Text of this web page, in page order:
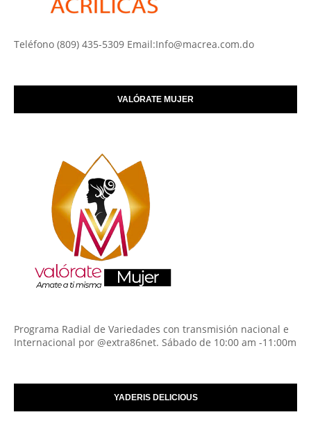
Teléfono (809) 435-5309 Email:Info@macrea.com.do
VALÓRATE MUJER
Programa Radial de Variedades con transmisión nacional e
Internacional por @extra86net. Sábado de 10:00 am -11:00m
YADERIS DELICIOUS